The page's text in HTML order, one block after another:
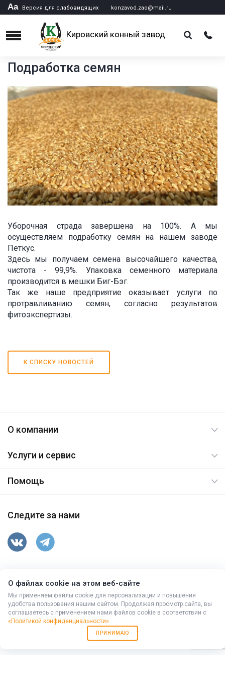
Аа Версия для слабовидящих konzavod.zao@mail.ru
Menu Кировский конный завод
Подработка семян
Уборочная страда завершена на 100%. А мы
осуществляем подработку семян на нашем заводе
Петкус.
Здесь мы получаем семена высочайшего качества,
чистота - 99,9%. Упаковка семенного материала
производится в мешки Биг-Бэг.
Так же наше предприятие оказывает услуги по
протравливанию семян, согласно результатов
фитоэкспертизы.
К СПИСКУ НОВОСТЕЙ
О компании
Услуги и сервис
Помощь
Следите за нами
ул.Гусева,15
© 2026. Все права защищены.
+7 (86371) 9-43-10,(863) 333-94-78
Мибок: Универсальный корпоративный сайт с
О файлах cookie на этом веб-сайте
Мы применяем файлы cookie для персонализации и повышения
удобства пользования нашим сайтом. Продолжая просмотр сайта, вы
соглашаетесь с применением нами файлов cookie в соответствии с
«Политикой конфиденциальности»
ПРИНИМАЮ